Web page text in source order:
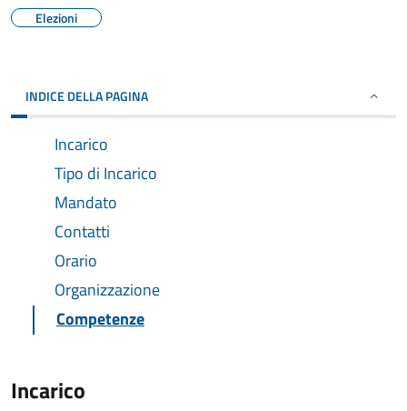
Elezioni
INDICE DELLA PAGINA
Incarico
Tipo di Incarico
Mandato
Contatti
Orario
Organizzazione
Competenze
Incarico